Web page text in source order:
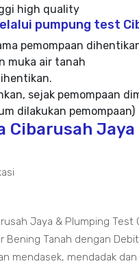
high quality
pumpung test
pemompaan
muka air tanah
sejak pemompaan
dilakukan pemompaan)
Cibarusah
Jaya & Plumping
Tanah dengan
mendasek, mendadak